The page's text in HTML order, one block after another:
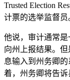
Trusted Election
计票的选举监督员
他说，审计通常
向州上报结果。
息输入到州务卿
着，州务卿将告